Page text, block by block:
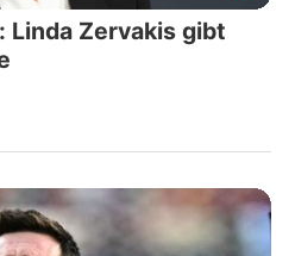
Linda Zervakis gibt